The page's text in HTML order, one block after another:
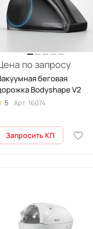
по запросу
беговая
Bodyshape V2
5 Арт. 16074
Запросить КП